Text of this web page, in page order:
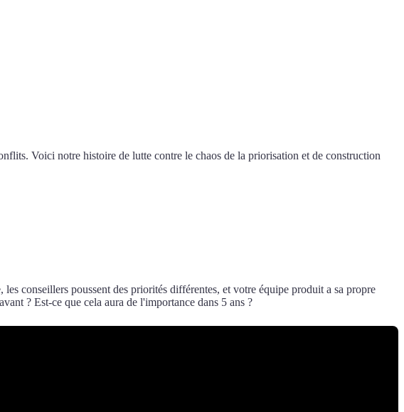
Voici notre histoire de lutte contre le chaos de la priorisation et de construction
conseillers poussent des priorités différentes, et votre équipe produit a sa propre
? Est-ce que cela aura de l'importance dans 5 ans ?